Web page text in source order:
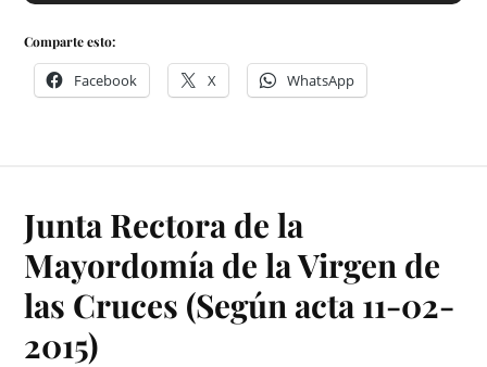
Comparte esto:
Facebook X WhatsApp
Junta Rectora de la
Mayordomía de la Virgen de
las Cruces (Según acta 11-02-
2015)